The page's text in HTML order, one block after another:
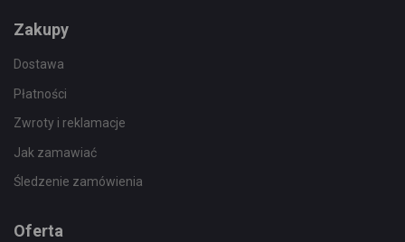
Zakupy
Dostawa
Płatności
Zwroty i reklamacje
Jak zamawiać
Śledzenie zamówienia
Oferta